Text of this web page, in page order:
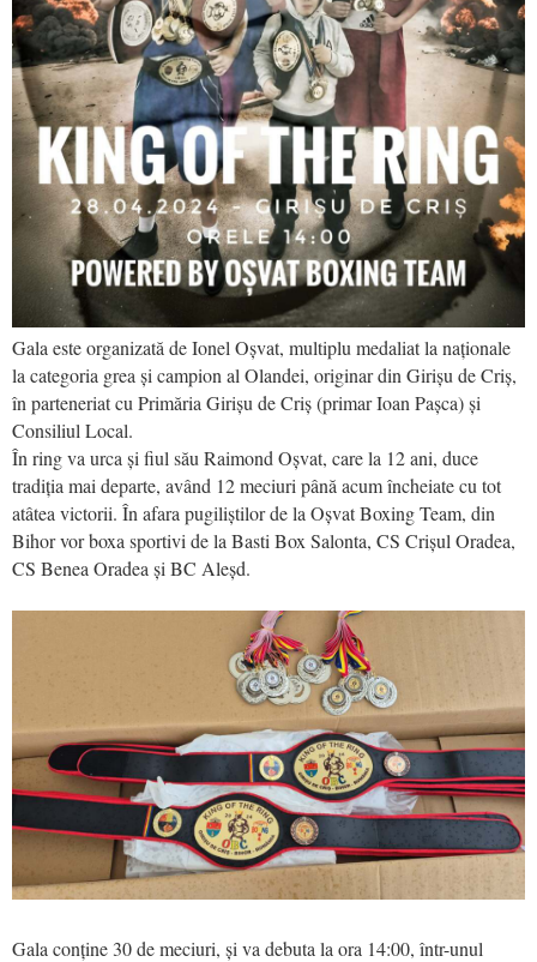
Gala este organizată de Ionel Oșvat, multiplu medaliat la naționale
la categoria grea și campion al Olandei, originar din Girișu de Criș,
în parteneriat cu Primăria Girișu de Criș (primar Ioan Pașca) și
Consiliul Local.
În ring va urca și fiul său Raimond Oșvat, care la 12 ani, duce
tradiția mai departe, având 12 meciuri până acum încheiate cu tot
atâtea victorii. În afara pugiliștilor de la Oșvat Boxing Team, din
Bihor vor boxa sportivi de la Basti Box Salonta, CS Crișul Oradea,
CS Benea Oradea și BC Aleșd.
Gala conține 30 de meciuri, și va debuta la ora 14:00, într-unul